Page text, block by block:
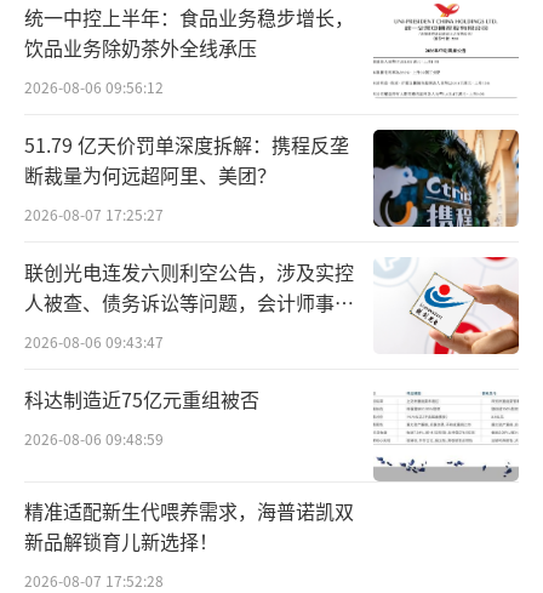
统一中控上半年：食品业务稳步增长，
饮品业务除奶茶外全线承压
2026-08-06 09:56:12
51.79 亿天价罚单深度拆解：携程反垄
断裁量为何远超阿里、美团？
2026-08-07 17:25:27
联创光电连发六则利空公告，涉及实控
人被查、债务诉讼等问题，会计师事务
所曾出具“保留意见”
2026-08-06 09:43:47
科达制造近75亿元重组被否
2026-08-06 09:48:59
精准适配新生代喂养需求，海普诺凯双
新品解锁育儿新选择！
2026-08-07 17:52:28